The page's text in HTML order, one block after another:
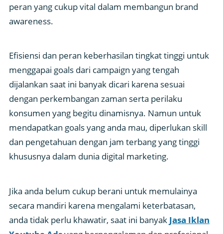
peran yang cukup vital dalam membangun brand
awareness.
Efisiensi dan peran keberhasilan tingkat tinggi untuk
menggapai goals dari campaign yang tengah
dijalankan saat ini banyak dicari karena sesuai
dengan perkembangan zaman serta perilaku
konsumen yang begitu dinamisnya. Namun untuk
mendapatkan goals yang anda mau, diperlukan skill
dan pengetahuan dengan jam terbang yang tinggi
khususnya dalam dunia digital marketing.
Jika anda belum cukup berani untuk memulainya
secara mandiri karena mengalami keterbatasan,
anda tidak perlu khawatir, saat ini banyak Jasa Iklan